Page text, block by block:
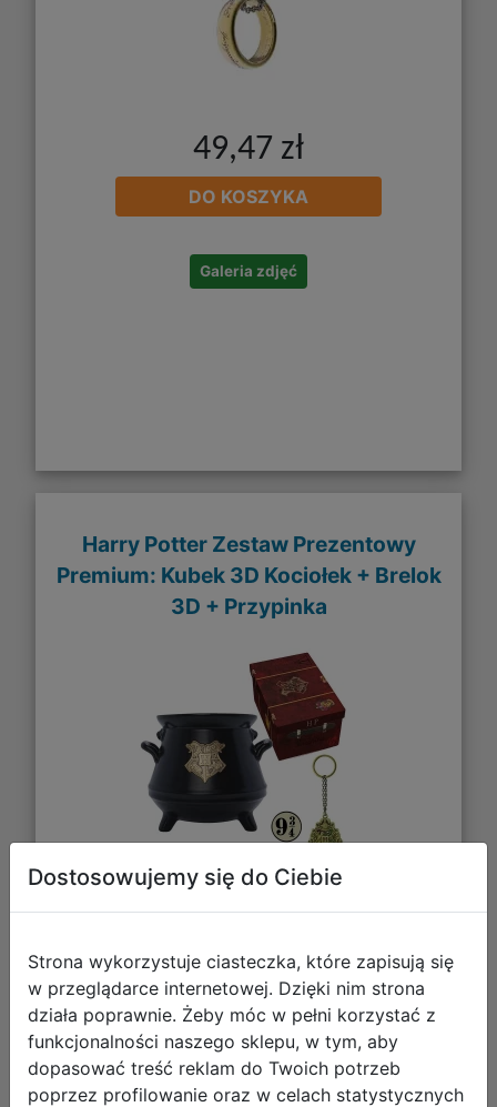
49,47 zł
DO KOSZYKA
Galeria zdjęć
Harry Potter Zestaw Prezentowy
Premium: Kubek 3D Kociołek + Brelok
3D + Przypinka
129,08 zł
DO KOSZYKA
Galeria zdjęć
Dostosowujemy się do Ciebie
Strona wykorzystuje ciasteczka, które zapisują się
w przeglądarce internetowej. Dzięki nim strona
działa poprawnie. Żeby móc w pełni korzystać z
funkcjonalności naszego sklepu, w tym, aby
dopasować treść reklam do Twoich potrzeb
poprzez profilowanie oraz w celach statystycznych